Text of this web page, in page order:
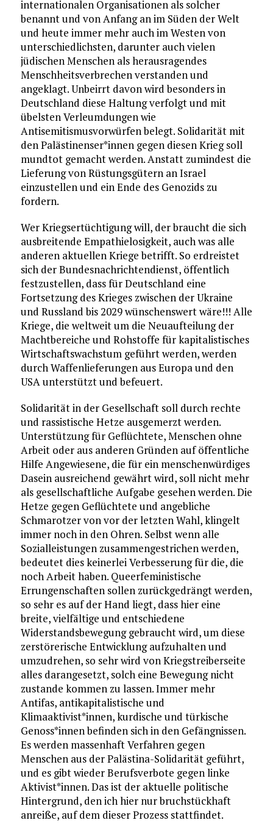
internationalen Organisationen als solcher
benannt und von Anfang an im Süden der Welt
und heute immer mehr auch im Westen von
unterschiedlichsten, darunter auch vielen
jüdischen Menschen als herausragendes
Menschheitsverbrechen verstanden und
angeklagt. Unbeirrt davon wird besonders in
Deutschland diese Haltung verfolgt und mit
übelsten Verleumdungen wie
Antisemitismusvorwürfen belegt. Solidarität mit
den Palästinenser*innen gegen diesen Krieg soll
mundtot gemacht werden. Anstatt zumindest die
Lieferung von Rüstungsgütern an Israel
einzustellen und ein Ende des Genozids zu
fordern.
Wer Kriegsertüchtigung will, der braucht die sich
ausbreitende Empathielosigkeit, auch was alle
anderen aktuellen Kriege betrifft. So erdreistet
sich der Bundesnachrichtendienst, öffentlich
festzustellen, dass für Deutschland eine
Fortsetzung des Krieges zwischen der Ukraine
und Russland bis 2029 wünschenswert wäre!!! Alle
Kriege, die weltweit um die Neuaufteilung der
Machtbereiche und Rohstoffe für kapitalistisches
Wirtschaftswachstum geführt werden, werden
durch Waffenlieferungen aus Europa und den
USA unterstützt und befeuert.
Solidarität in der Gesellschaft soll durch rechte
und rassistische Hetze ausgemerzt werden.
Unterstützung für Geflüchtete, Menschen ohne
Arbeit oder aus anderen Gründen auf öffentliche
Hilfe Angewiesene, die für ein menschenwürdiges
Dasein ausreichend gewährt wird, soll nicht mehr
als gesellschaftliche Aufgabe gesehen werden. Die
Hetze gegen Geflüchtete und angebliche
Schmarotzer von vor der letzten Wahl, klingelt
immer noch in den Ohren. Selbst wenn alle
Sozialleistungen zusammengestrichen werden,
bedeutet dies keinerlei Verbesserung für die, die
noch Arbeit haben. Queerfeministische
Errungenschaften sollen zurückgedrängt werden,
so sehr es auf der Hand liegt, dass hier eine
breite, vielfältige und entschiedene
Widerstandsbewegung gebraucht wird, um diese
zerstörerische Entwicklung aufzuhalten und
umzudrehen, so sehr wird von Kriegstreiberseite
alles darangesetzt, solch eine Bewegung nicht
zustande kommen zu lassen. Immer mehr
Antifas, antikapitalistische und
Klimaaktivist*innen, kurdische und türkische
Genoss*innen befinden sich in den Gefängnissen.
Es werden massenhaft Verfahren gegen
Menschen aus der Palästina-Solidarität geführt,
und es gibt wieder Berufsverbote gegen linke
Aktivist*innen. Das ist der aktuelle politische
Hintergrund, den ich hier nur bruchstückhaft
anreiße, auf dem dieser Prozess stattfindet.